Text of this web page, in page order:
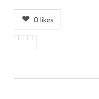
0 likes